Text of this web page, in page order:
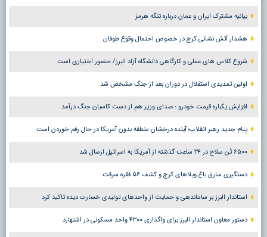
بیانیه مشترک ایران و عمان درباره تنگه هرمز
هشدار آتش نشانی کرج در خصوص احتمال وقوع طوفان
شروع کلاس های عملی و کارگاهی دانشگاه آزاد البرز/ حضور اختیاری است
اولین تمدیدی استقلال در دوران بعد از جنگ مشخص شد
افزایش یکباره قیمت خودرو ؛ صدای وزیر هم از دست کاسبان جنگ درآمد
پیام جدید رهبر انقلاب؛ آینده درخشان منطقه بدون آمریکا در حال رقم خوردن است
۶۵۰۰ تُن سلاح در ۲۴ ساعت گذشته از آمریکا به اسرائیل ارسال شد
دستگیری سارق باغ ویلاهای کرج و کشف ۵۶ فقره سرقت
استاندار البرز بر ساماندهی و حمایت از واحدهای تولیدی خسارت دیده تاکید کرد
دستور معاون استاندار البرز برای واگذاری ۴۳۰۰ واحد مسکونی در اشتهارد